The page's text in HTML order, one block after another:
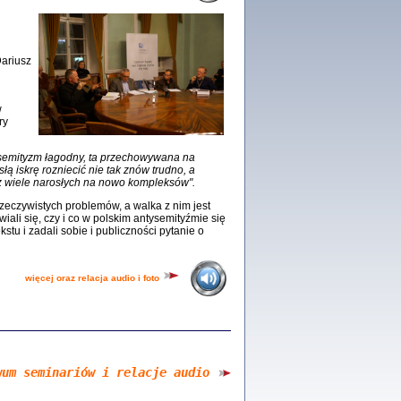
Zagłada Żydów.
Studia i Materiały
nr 18, R. 2022
Warszawa 2022
iluzję, że żyjemy …
z Galicji Wschodniej
Urman Jerzy Feliks, Strassler Szymon,
Bańkowska
Warszawa 2021
łagodny, ta przechowywana na
iskrę rozniecić nie tak znów trudno, a
narosłych na nowo kompleksów".
problemów, a walka z nim jest
się, czy i co w polskim antysemityźmie się
i zadali sobie i publiczności pytanie o
więcej oraz relacja audio i foto
seminariów i relacje audio